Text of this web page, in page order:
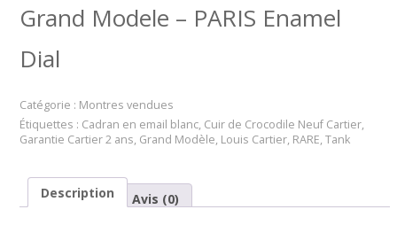
Grand Modele – PARIS Enamel
Dial
Catégorie : Montres vendues
Étiquettes : Cadran en email blanc, Cuir de Crocodile Neuf Cartier,
Garantie Cartier 2 ans, Grand Modèle, Louis Cartier, RARE, Tank
Description Avis (0)